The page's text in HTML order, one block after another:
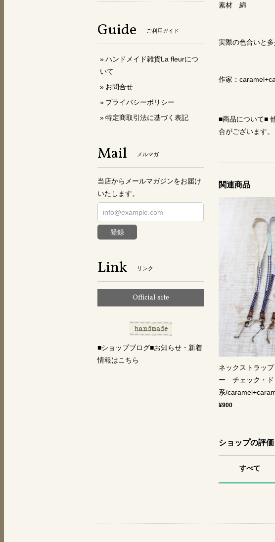
素材 綿
実際の色合いと
作家：
■商品について■
合がございます。
関連商品
ネックストラッ
ー チェック・
系/
¥900
ショップの評価
すべて
Guide ご利用ガイド
ハンドメイド雑貨La fleurにつ
いて
お問合せ
プライバシーポリシー
特定商取引法に基づく表記
Mail メルマガ
当店からメールマガジンをお届け
いたします。
登録
Link リンク
Official site
■ショップブログ■お知らせ・新着
情報はこちら